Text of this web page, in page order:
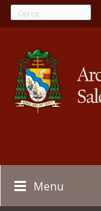
Menu